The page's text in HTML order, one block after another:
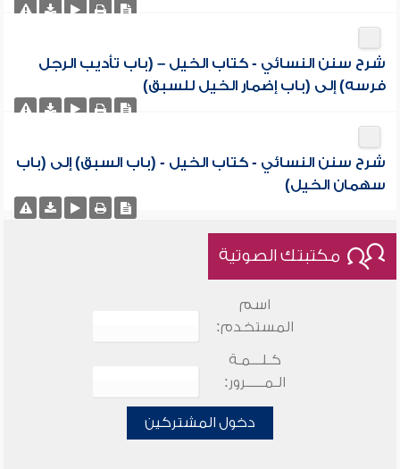
شرح سنن النسائي - كتاب الخيل – (باب تأديب الرجل
فرسه) إلى (باب إضمار الخيل للسبق)
شرح سنن النسائي - كتاب الخيل - (باب السبق) إلى (باب
سهمان الخيل)
مكتبتك الصوتية
اسم
المستخدم:
كـلـــمـة
الـمـــــرور:
دخول المشتركين